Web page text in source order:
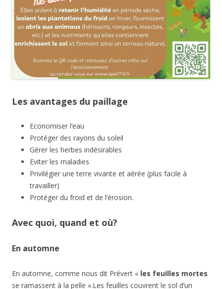
Les avantages du paillage
Economiser l’eau
Protéger des rayons du soleil
Gérer les herbes indésirables
Eviter les maladies
Privilégier une terre vivante et aérée (plus facile à
travailler)
Protéger du froid et de l’érosion.
Avec quoi, quand et où?
En automne
En automne, comme nous dit Prévert « les feuilles mortes
se ramassent à la pelle ».Les feuilles couvrent le sol d’un